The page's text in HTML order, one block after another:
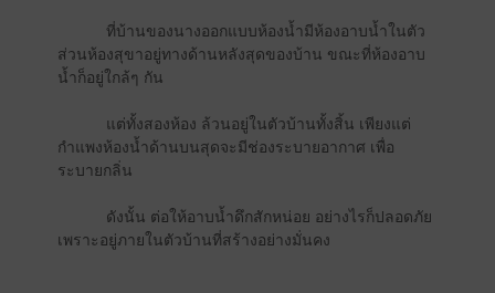
ที่บ้านของนางออกแบบห้องน้ำมีห้องอาบน้ำในตัว
ส่วนห้องสุขาอยู่ทางด้านหลังสุดของบ้าน ขณะที่ห้องอาบ
น้ำก็อยู่ใกล้ๆ กัน
แต่ทั้งสองห้อง ล้วนอยู่ในตัวบ้านทั้งสิ้น เพียงแต่
กำแพงห้องน้ำด้านบนสุดจะมีช่องระบายอากาศ เพื่อ
ระบายกลิ่น
ดังนั้น ต่อให้อาบน้ำดึกสักหน่อย อย่างไรก็ปลอดภัย
เพราะอยู่ภายในตัวบ้านที่สร้างอย่างมั่นคง